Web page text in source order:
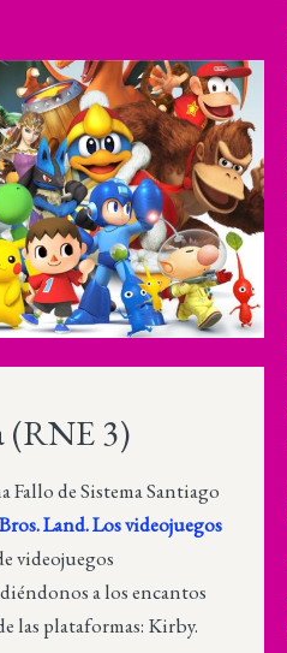
(RNE 3)
de Sistema Santiago
Land. Los videojuegos
videojuegos
a los encantos
las plataformas: Kirby.